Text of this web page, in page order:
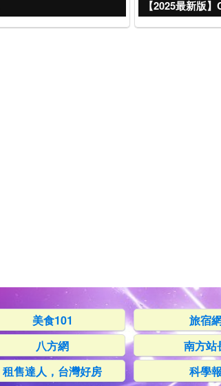
【2025最新版
美食101 旅宿
八方網 南方站
租售達人，台灣好房 科學報